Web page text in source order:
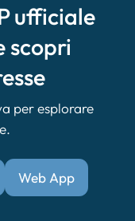
ufficiale
scopri
per esplorare
Web App